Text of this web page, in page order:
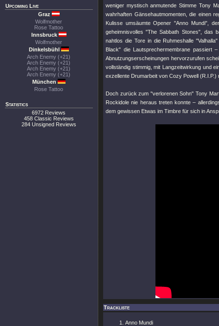
Upcoming Live
Graz
Wolfmother
Rose Tattoo
Innsbruck
Wolfmother
Dinkelsbühl
Arch Enemy (+21)
Arch Enemy (+21)
Arch Enemy (+21)
Arch Enemy (+21)
München
Rose Tattoo
Statistics
6972 Reviews
458 Classic Reviews
284 Unsigned Reviews
weniger mystisch anmutende Stimme Tony
wahrhaften Gänsehautmomenten, die einen
Kulisse umsäumte Opener"Anno Mundi",
geheimnisvolles"The Sabbath Stones", das
nahtlos die Tore in die Ruhmeshalle"Valhalla"
Black" die Lautsprechermembrane passiert
Abnutzungserscheinungen hervorzurufen
vollständig stimmig, mit Langzeitwirkung und
exzellente Drumarbeit von Cozy Powell (R.I.P.)
Doch zurück zum "verlorenen Sohn" Tony
Rockidole nie heraus treten konnte –
dem gewissen Etwas im Timbre für sich in
Trackliste
Anno Mundi